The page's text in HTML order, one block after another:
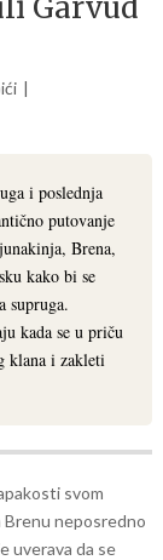
Garvud
i poslednja
putovanje
Brena,
kako bi se
supruga.
kada se u priču
klana i zakleti
svom
neposredno
uverava da se